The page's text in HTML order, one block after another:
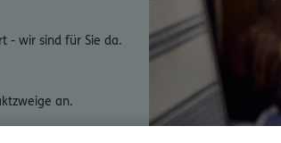
- wir sind für Sie da.
an.